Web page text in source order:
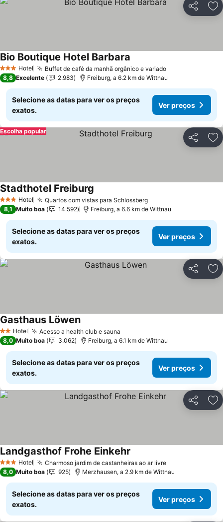
Partilhar
3 EstrelasHotel Buffet de café da manhã orgânico e variado
Bio Boutique Hotel Barbara
8,8 Excelente 2.983 Freiburg, a 6.2 km de Wittnau
Selecione as datas para ver os preços
exatos.
Ver preços
Partilhar
Escolha popular
3 EstrelasHotel Quartos com vistas para Schlossberg
Stadthotel Freiburg
8,1 Muito boa 14.592 Freiburg, a 6.6 km de Wittnau
Selecione as datas para ver os preços
exatos.
Ver preços
Partilhar
2 Estrelas
Hotel Acesso a health club e sauna
Gasthaus Löwen
8,0 Muito boa 3.062 Freiburg, a 6.1 km de Wittnau
Selecione as datas para ver os preços
exatos.
Ver preços
Partilhar
3 EstrelasHotel Charmoso jardim de castanheiras ao ar livre
Landgasthof Frohe Einkehr
8,0 Muito boa 925 Merzhausen, a 2.9 km de Wittnau
Selecione as datas para ver os preços
exatos.
Ver preços